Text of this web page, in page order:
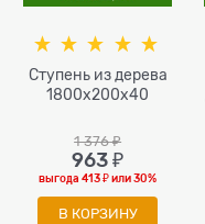
Ступень из дерева
1800x200x40
1 376 ₽
963 ₽
выгода413 ₽или30%
В КОРЗИНУ